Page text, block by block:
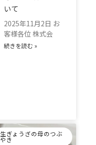
いて
2025年11月2日 お
客様各位 株式会
続きを読む »
生ぎょうざの母のつぶ
やき